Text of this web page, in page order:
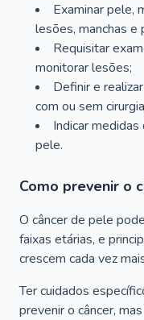
Examinar pele,
lesões, manchas e
Requisitar
monitorar lesões;
Definir e
com ou sem
Indicar
pele.
Como prevenir o
O câncer de pele
faixas etárias, e
crescem cada vez
Ter cuidados
prevenir o câncer,